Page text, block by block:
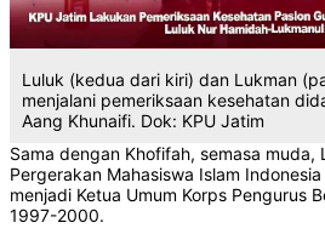
Luluk (kedua dari kiri) dan Lukman
menjalani pemeriksaan kesehatan
Aang Khunaifi. Dok: KPU Jatim
Sama dengan Khofifah, semasa muda,
Pergerakan Mahasiswa Islam
menjadi Ketua Umum Korps Pengurus
1997-2000.